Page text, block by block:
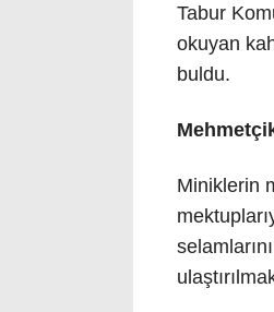
Tabur
okuyan
buldu.
Miniklerin